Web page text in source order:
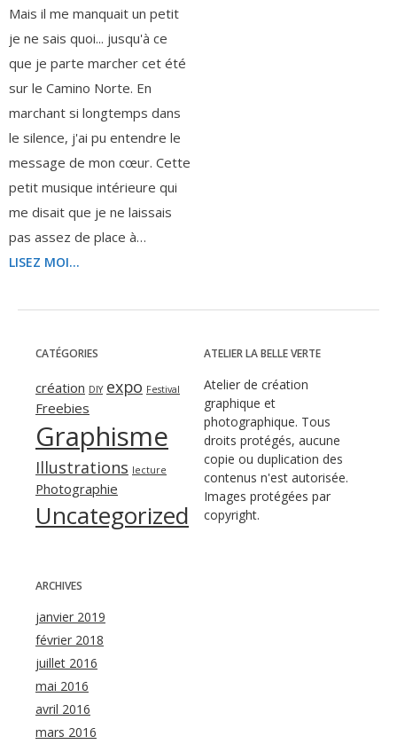
Mais il me manquait un petit
je ne sais quoi... jusqu'à ce
que je parte marcher cet été
sur le Camino Norte. En
marchant si longtemps dans
le silence, j'ai pu entendre le
message de mon cœur. Cette
petit musique intérieure qui
me disait que je ne laissais
pas assez de place à…
LISEZ MOI...
CATÉGORIES
création DIY expo Festival
Freebies
Graphisme
Illustrations lecture
Photographie
Uncategorized
ATELIER LA BELLE VERTE
Atelier de création
graphique et
photographique. Tous
droits protégés, aucune
copie ou duplication des
contenus n'est autorisée.
Images protégées par
copyright.
ARCHIVES
janvier 2019
février 2018
juillet 2016
mai 2016
avril 2016
mars 2016